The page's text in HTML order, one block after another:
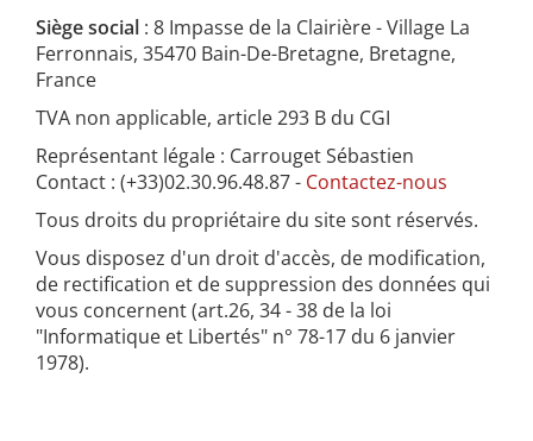
Siège social : 8 Impasse de la Clairière - Village La
Ferronnais, 35470 Bain-De-Bretagne, Bretagne,
France
TVA non applicable, article 293 B du CGI
Représentant légale : Carrouget Sébastien
Contact : (+33)02.30.96.48.87 - Contactez-nous
Tous droits du propriétaire du site sont réservés.
Vous disposez d'un droit d'accès, de modification,
de rectification et de suppression des données qui
vous concernent (art.26, 34 - 38 de la loi
"Informatique et Libertés" n° 78-17 du 6 janvier
1978).